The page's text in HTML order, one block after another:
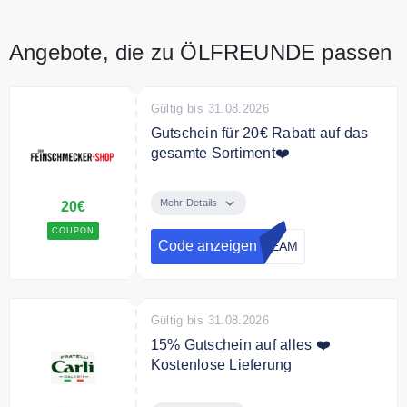
Angebote, die zu ÖLFREUNDE passen
20€
COUPON
Gültig bis 31.08.2026
Gutschein für 20€ Rabatt auf das
gesamte Sortiment❤️
auf das gesamte Sortiment.
Bedingungen
99€ MBW. Ausgenommen
Mehr Details
Code anzeigen DEAM
Gültig bis 31.08.2026
15% Gutschein auf alles ❤️
Kostenlose Lieferung